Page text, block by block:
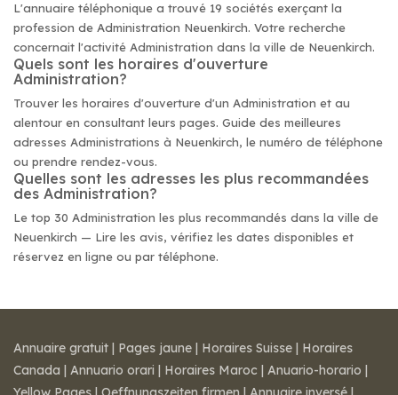
L'annuaire téléphonique a trouvé 19 sociétés exerçant la
profession de Administration Neuenkirch. Votre recherche
concernait l'activité Administration dans la ville de Neuenkirch.
Quels sont les horaires d'ouverture
Administration?
Trouver les horaires d'ouverture d'un Administration et au
alentour en consultant leurs pages. Guide des meilleures
adresses Administrations à Neuenkirch, le numéro de téléphone
ou prendre rendez-vous.
Quelles sont les adresses les plus recommandées
des Administration?
Le top 30 Administration les plus recommandés dans la ville de
Neuenkirch — Lire les avis, vérifiez les dates disponibles et
réservez en ligne ou par téléphone.
Annuaire gratuit | Pages jaune | Horaires Suisse | Horaires
Canada | Annuario orari | Horaires Maroc | Anuario-horario |